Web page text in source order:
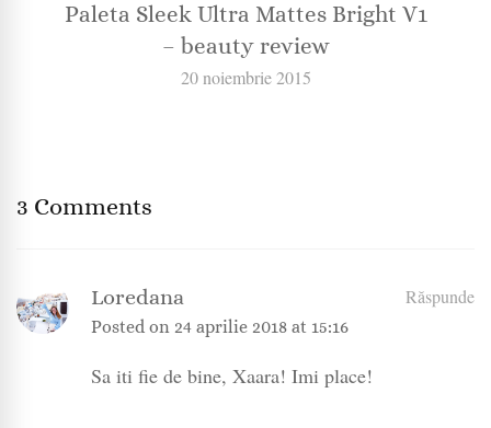
Paleta Sleek Ultra Mattes Bright V1
– beauty review
20 noiembrie 2015
3 Comments
Loredana
Posted on 24 aprilie 2018 at 15:16
Răspunde
Sa iti fie de bine, Xaara! Imi place!